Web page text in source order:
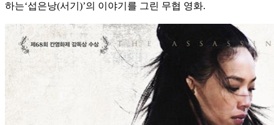
하는‘섭은낭(서기)’의 이야기를 그린 무협 영화.